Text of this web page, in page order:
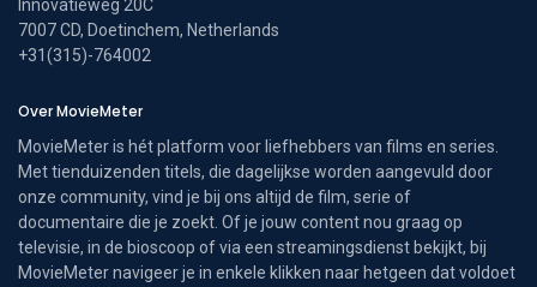
Innovatieweg 20C
7007 CD, Doetinchem, Netherlands
+31(315)-764002
Over MovieMeter
MovieMeter is hét platform voor liefhebbers van films en series.
Met tienduizenden titels, die dagelijkse worden aangevuld door
onze community, vind je bij ons altijd de film, serie of
documentaire die je zoekt. Of je jouw content nou graag op
televisie, in de bioscoop of via een streamingsdienst bekijkt, bij
MovieMeter navigeer je in enkele klikken naar hetgeen dat voldoet